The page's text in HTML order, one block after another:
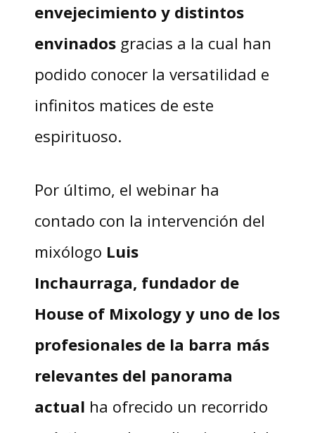
envejecimiento y distintos
envinadosgracias a la cual han
podido conocer la versatilidad e
infinitos matices de este
espirituoso.
Por último, el webinar ha
contado con la intervención del
mixólogo Luis
Inchaurraga, fundador de
House of Mixology y uno de los
profesionales de la barra más
relevantes del panorama
actual ha ofrecido un recorrido